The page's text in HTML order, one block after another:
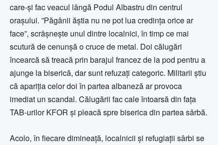
care-și fac veacul lângă Podul Albastru din centrul
orașului. ”Păgânii ăștia nu ne pot lua credința orice ar
face”, scrâșnește unul dintre localnici, în timp ce mai
scutură de cenunșă o cruce de metal. Doi călugări
încearcă să treacă prin barajul francez de la pod pentru a
ajunge la biserică, dar sunt refuzați categoric. Militarii știu
că apariția celor doi în partea albaneză ar provoca
imediat un scandal. Călugării fac cale întoarsă din fața
TAB-urilor KFOR și pleacă spre biserica din partea sârbă.
Acolo, în fiecare dimineață, localnicii și refugiații sârbi se